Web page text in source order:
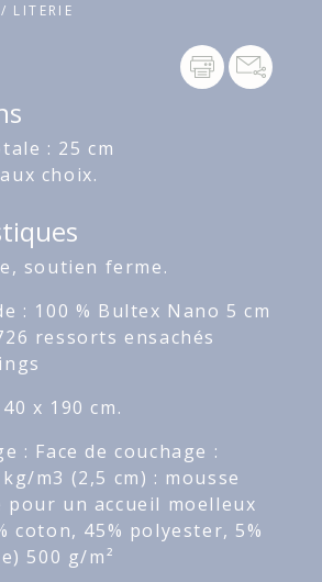
LITERIE
: 25 cm
choix.
soutien ferme.
: 100 % Bultex Nano 5 cm
ressorts ensachés
x 190 cm.
: Face de couchage :
m3 (2,5 cm) : mousse
pour un accueil moelleux
coton, 45% polyester, 5%
500 g/m²